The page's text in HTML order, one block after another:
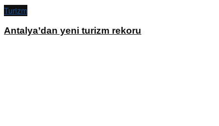
Turizm
Antalya’dan yeni turizm rekoru